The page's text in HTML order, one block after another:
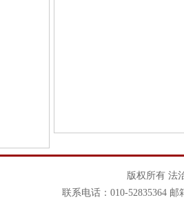
版权所有 法
联系电话：010-52835364 邮